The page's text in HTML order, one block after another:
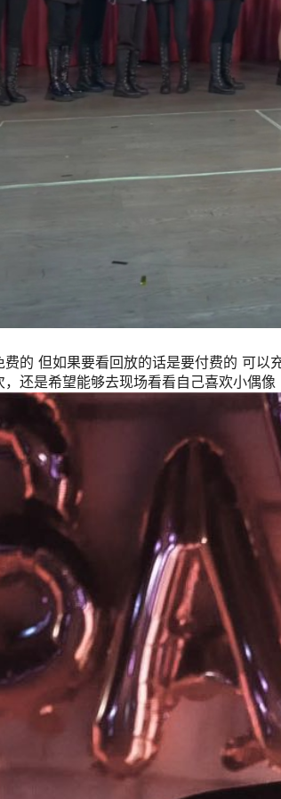
的 但如果要看回放的话是要付费的 可
还是希望能够去现场看看自己喜欢小偶像